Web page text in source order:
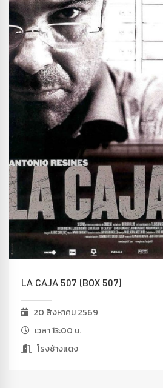
LA CAJA 507 (BOX 507)
20 สิงหาคม 2569
เวลา 13:00 น.
โรงช้างแดง